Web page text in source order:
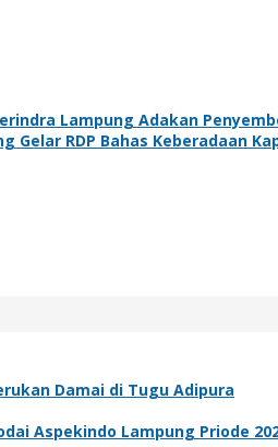
Lampung Adakan
Gelar RDP Bahas Keberadaan
Damai di Tugu Adipura
Aspekindo Lampung Priode